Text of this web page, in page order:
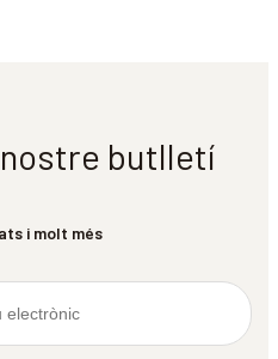
butlletí
i molt més